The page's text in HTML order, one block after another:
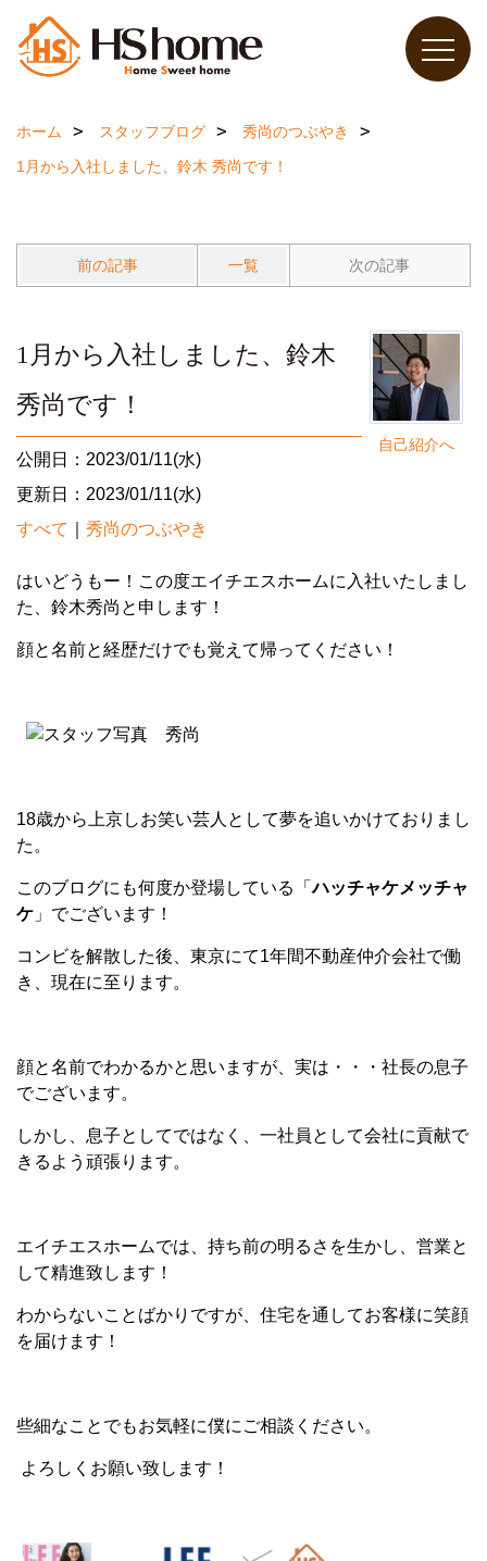
ホーム スタッフブログ
秀尚のつぶやき
1月から入社しました、鈴木 秀尚です！
前の記事 一覧 次の記事
自己紹介へ
1月から入社しました、鈴木
秀尚です！
公開日：2023/01/11(水)
更新日：2023/01/11(水)
すべて
秀尚のつぶやき
はいどうもー！この度エイチエスホームに入社いたしまし
た、鈴木秀尚と申します！
顔と名前と経歴だけでも覚えて帰ってください！
18歳から上京しお笑い芸人として夢を追いかけておりまし
た。
このブログにも何度か登場している「ハッチャケメッチャ
ケ 」でございます！
コンビを解散した後、東京にて1年間不動産仲介会社で働
き、現在に至ります。
顔と名前でわかるかと思いますが、実は・・・社長の息子
でございます。
しかし、息子としてではなく、一社員として会社に貢献で
きるよう頑張ります。
エイチエスホームでは、持ち前の明るさを生かし、営業と
して精進致します！
わからないことばかりですが、住宅を通してお客様に笑顔
を届けます！
些細なことでもお気軽に僕にご相談ください。
よろしくお願い致します！